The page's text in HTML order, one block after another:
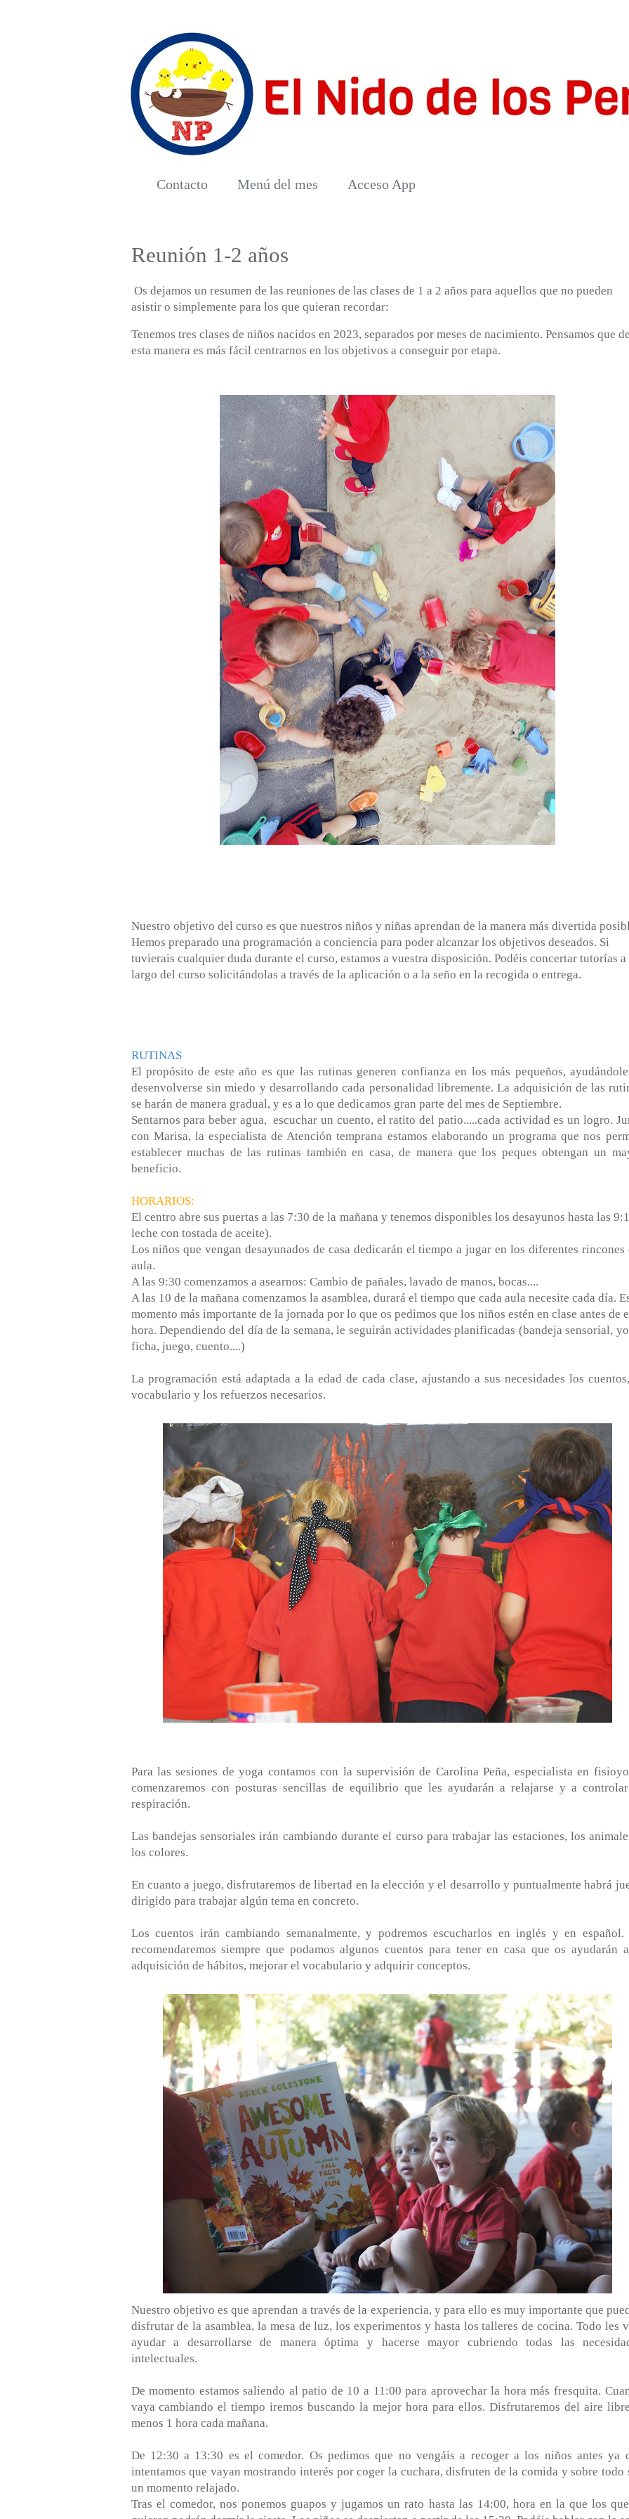
Contacto Menú del mes Acceso App
Reunión 1-2 años
Os dejamos un resumen de las reuniones de las clases de 1 a 2 años para aquellos que no pueden
asistir o simplemente para los que quieran recordar:
Tenemos tres clases de niños nacidos en 2023, separados por meses de nacimiento. Pensamos que
esta manera es más fácil centrarnos en los objetivos a conseguir por etapa.
Nuestro objetivo del curso es que nuestros niños y niñas aprendan de la manera más divertida
Hemos preparado una programación a conciencia para poder alcanzar los objetivos deseados. Si
tuvierais cualquier duda durante el curso, estamos a vuestra disposición. Podéis concertar tutorías a
largo del curso solicitándolas a través de la aplicación o a la seño en la recogida o entrega.
RUTINAS
El propósito de este año es que las rutinas generen confianza en los más pequeños,
desenvolverse sin miedo y desarrollando cada personalidad libremente. La adquisición de las
se harán de manera gradual, y es a lo que dedicamos gran parte del mes de Septiembre.
Sentarnos para beber agua, escuchar un cuento, el ratito del patio.....cada actividad es un logro.
con Marisa, la especialista de Atención temprana estamos elaborando un programa que nos
establecer muchas de las rutinas también en casa, de manera que los peques obtengan un
beneficio.
HORARIOS:
El centro abre sus puertas a las 7:30 de la mañana y tenemos disponibles los desayunos hasta las
leche con tostada de aceite).
Los niños que vengan desayunados de casa dedicarán el tiempo a jugar en los diferentes rincones
aula.
A las 9:30 comenzamos a asearnos: Cambio de pañales, lavado de manos, bocas....
A las 10 de la mañana comenzamos la asamblea, durará el tiempo que cada aula necesite cada día.
momento más importante de la jornada por lo que os pedimos que los niños estén en clase antes de
hora. Dependiendo del día de la semana, le seguirán actividades planificadas (bandeja sensorial,
ficha, juego, cuento....)
La programación está adaptada a la edad de cada clase, ajustando a sus necesidades los
vocabulario y los refuerzos necesarios.
Para las sesiones de yoga contamos con la supervisión de Carolina Peña, especialista en
comenzaremos con posturas sencillas de equilibrio que les ayudarán a relajarse y a
respiración.
Las bandejas sensoriales irán cambiando durante el curso para trabajar las estaciones, los
los colores.
En cuanto a juego, disfrutaremos de libertad en la elección y el desarrollo y puntualmente habrá
dirigido para trabajar algún tema en concreto.
Los cuentos irán cambiando semanalmente, y podremos escucharlos en inglés y en español.
recomendaremos siempre que podamos algunos cuentos para tener en casa que os ayudarán
adquisición de hábitos, mejorar el vocabulario y adquirir conceptos.
Nuestro objetivo es que aprendan a través de la experiencia, y para ello es muy importante que
disfrutar de la asamblea, la mesa de luz, los experimentos y hasta los talleres de cocina. Todo les
ayudar a desarrollarse de manera óptima y hacerse mayor cubriendo todas las
intelectuales.
De momento estamos saliendo al patio de 10 a 11:00 para aprovechar la hora más fresquita.
vaya cambiando el tiempo iremos buscando la mejor hora para ellos. Disfrutaremos del aire
menos 1 hora cada mañana.
De 12:30 a 13:30 es el comedor. Os pedimos que no vengáis a recoger a los niños antes ya
intentamos que vayan mostrando interés por coger la cuchara, disfruten de la comida y sobre todo
un momento relajado.
Tras el comedor, nos ponemos guapos y jugamos un rato hasta las 14:00, hora en la que los